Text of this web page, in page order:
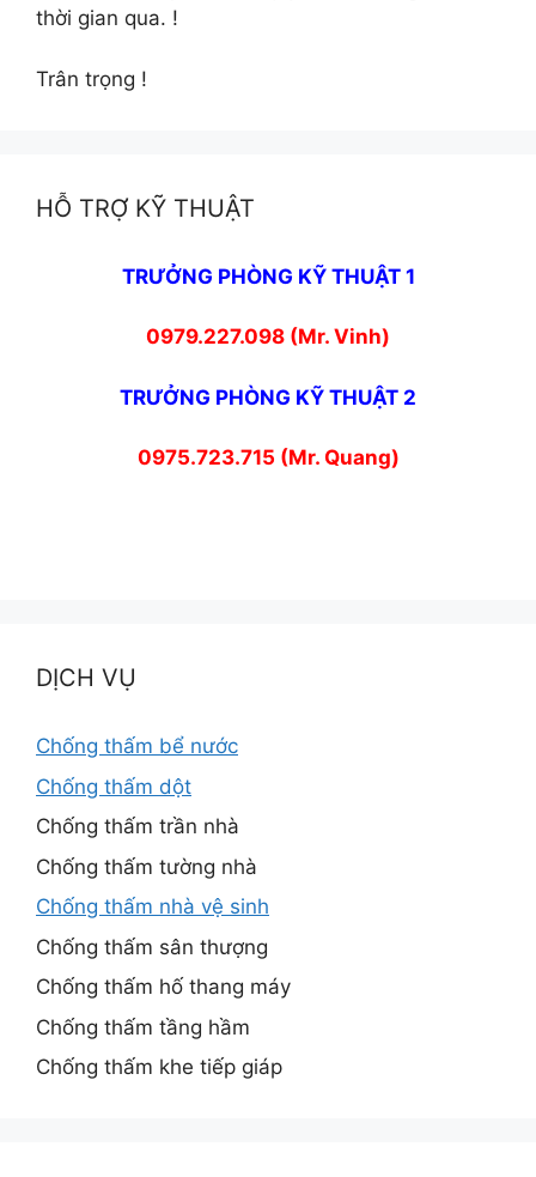
thời gian qua. !
Trân trọng !
HỖ TRỢ KỸ THUẬT
TRƯỞNG PHÒNG KỸ THUẬT 1
0979.227.098 (Mr. Vinh)
TRƯỞNG PHÒNG KỸ THUẬT 2
0975.723.715 (Mr. Quang)
DỊCH VỤ
Chống thấm bể nước
Chống thấm dột
Chống thấm trần nhà
Chống thấm tường nhà
Chống thấm nhà vệ sinh
Chống thấm sân thượng
Chống thấm hố thang máy
Chống thấm tầng hầm
Chống thấm khe tiếp giáp